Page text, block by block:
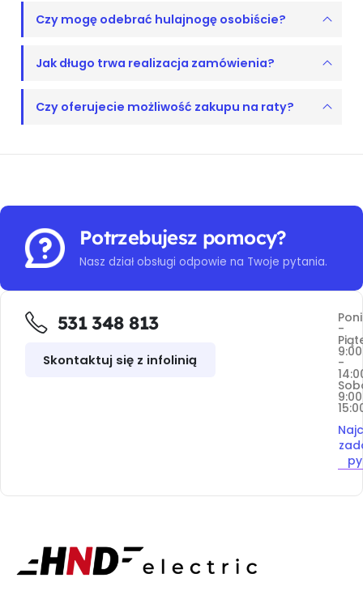
Czy mogę odebrać hulajnogę osobiście?
Jak długo trwa realizacja zamówienia?
Czy oferujecie możliwość zakupu na raty?
Potrzebujesz pomocy?
Nasz dział obsługi odpowie na Twoje pytania.
531 348 813
Skontaktuj się z infolinią
-
9:00
-